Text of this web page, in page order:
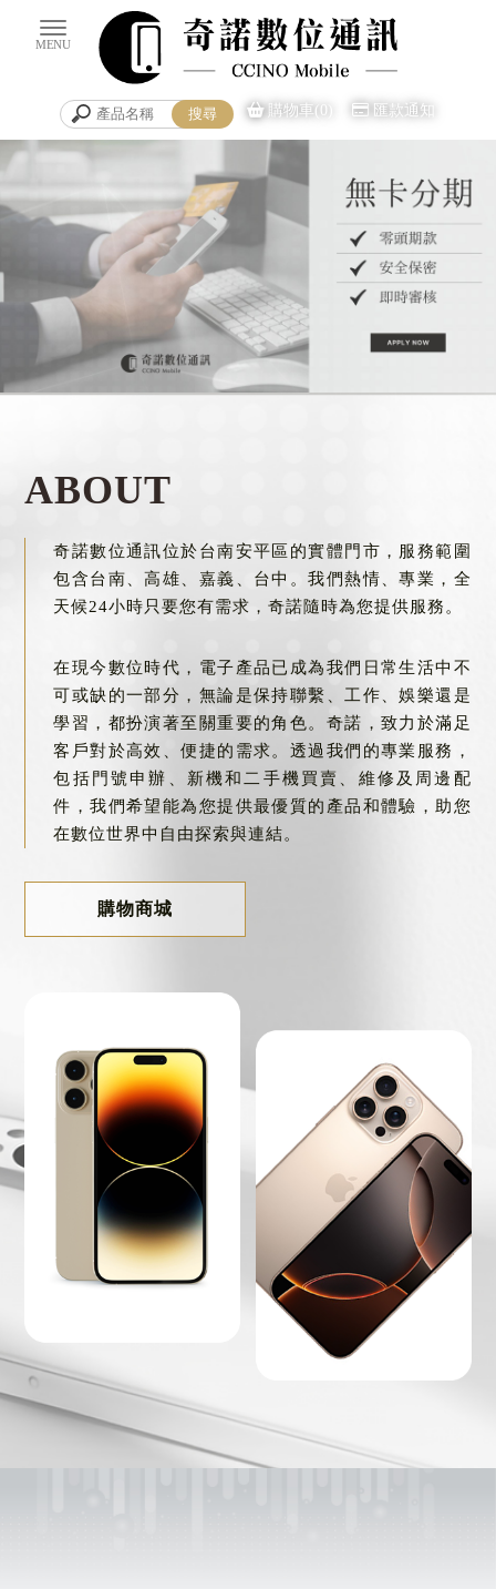
購物車(0) 匯款通知
安平區手機買賣
台南門號申辦
ABOUT
奇諾數位通訊位於台南安平區的實體門市，服務範圍
包含台南、高雄、嘉義、台中。我們熱情、專業，全
天候24小時只要您有需求，奇諾隨時為您提供服務。
在現今數位時代，電子產品已成為我們日常生活中不
可或缺的一部分，無論是保持聯繫、工作、娛樂還是
學習，都扮演著至關重要的角色。奇諾，致力於滿足
客戶對於高效、便捷的需求。透過我們的專業服務，
包括門號申辦、新機和二手機買賣、維修及周邊配
件，我們希望能為您提供最優質的產品和體驗，助您
在數位世界中自由探索與連結。
購物商城